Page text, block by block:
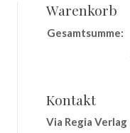
Warenkorb
Gesamtsumme:
Kontakt
Via Regia Verlag